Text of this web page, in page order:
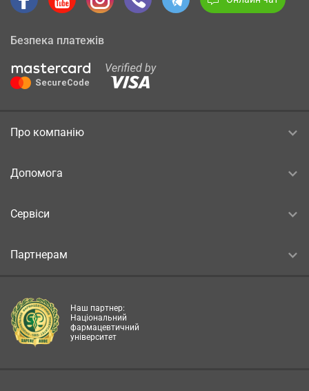
Безпека платежів
Про компанію
Допомога
Сервіси
Партнерам
Наш партнер:
Національний
фармацевтичний
університет